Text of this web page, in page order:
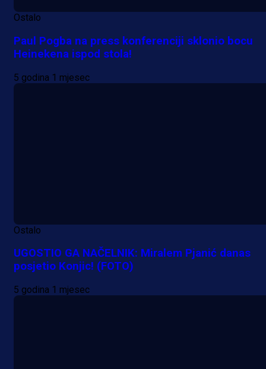
Ostalo
Paul Pogba na press konferenciji sklonio bocu
Heinekena ispod stola!
5 godina 1 mjesec
Ostalo
UGOSTIO GA NAČELNIK: Miralem Pjanić danas
posjetio Konjic! (FOTO)
5 godina 1 mjesec